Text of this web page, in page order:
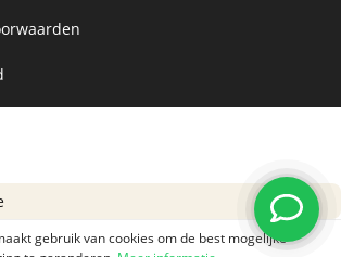
gebruik van cookies om de best mogelijke